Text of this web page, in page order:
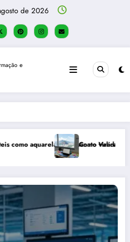
de 2026
e artesanato viraram a principal
Como Validar uma Ideia de